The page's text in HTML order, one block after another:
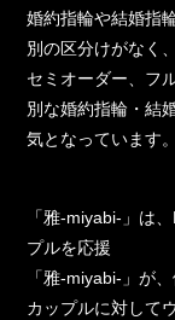
婚約指輪や結婚指
別の区分けがなく
セミオーダー、フ
別な婚約指輪・結
気となっています。
「雅-miyabi-」は
プルを応援
「雅-miyabi-」が
カップルに対して